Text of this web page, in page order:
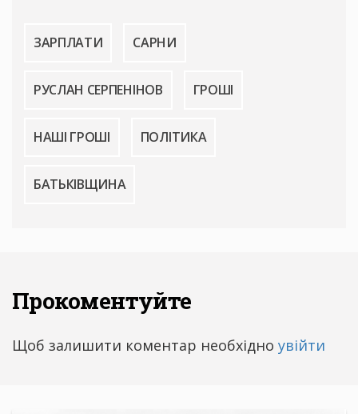
ЗАРПЛАТИ САРНИ
РУСЛАН СЕРПЕНІНОВ ГРОШІ
НАШІ ГРОШІ ПОЛІТИКА
БАТЬКІВЩИНА
Прокоментуйте
Щоб залишити коментар необхідно увійти